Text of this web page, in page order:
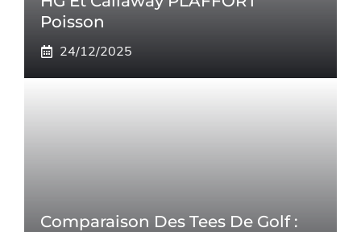
Poisson
24/12/2025
Comparaison Des Tees De Golf :